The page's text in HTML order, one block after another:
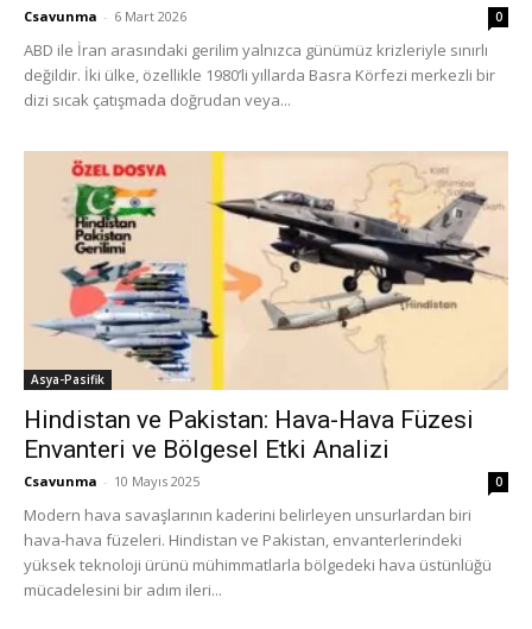
Csavunma - 6 Mart 2026 0
ABD ile İran arasındaki gerilim yalnızca günümüz krizleriyle sınırlı
değildir. İki ülke, özellikle 1980’li yıllarda Basra Körfezi merkezli bir
dizi sıcak çatışmada doğrudan veya...
Asya-Pasifik
Hindistan ve Pakistan: Hava-Hava Füzesi
Envanteri ve Bölgesel Etki Analizi
Csavunma - 10 Mayıs 2025 0
Modern hava savaşlarının kaderini belirleyen unsurlardan biri
hava-hava füzeleri. Hindistan ve Pakistan, envanterlerindeki
yüksek teknoloji ürünü mühimmatlarla bölgedeki hava üstünlüğü
mücadelesini bir adım ileri...